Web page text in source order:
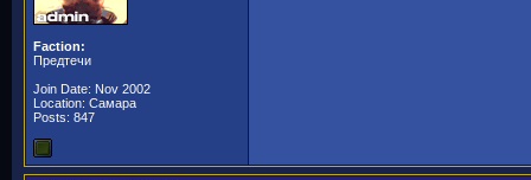
Faction:
Предтечи
Join Date: Nov 2002
Location: Самара
Posts: 847